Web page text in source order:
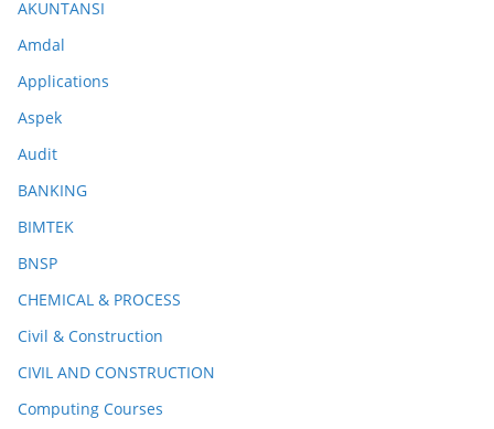
AKUNTANSI
Amdal
Applications
Aspek
Audit
BANKING
BIMTEK
BNSP
CHEMICAL & PROCESS
Civil & Construction
CIVIL AND CONSTRUCTION
Computing Courses